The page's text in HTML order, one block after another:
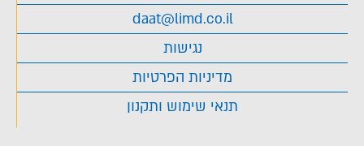
daat@limd.co.il
נגישות
מדיניות הפרטיות
תנאי שימוש ותקנון